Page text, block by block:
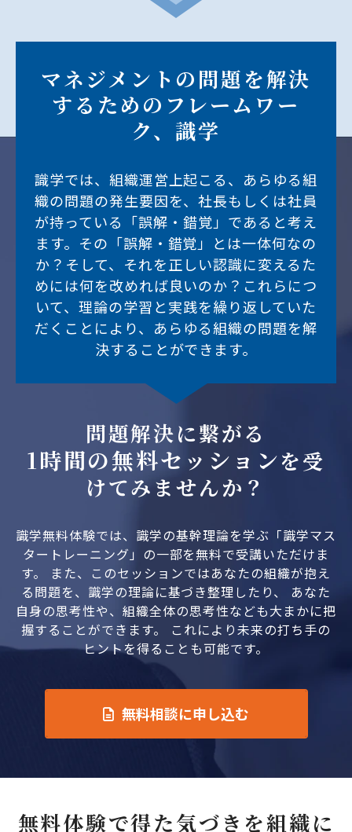
マネジメントの問題を解決
するためのフレームワー
ク、識学
識学では、組織運営上起こる、あらゆる組
織の問題の発生要因を、社長もしくは社員
が持っている「誤解・錯覚」であると考え
ます。その「誤解・錯覚」とは一体何なの
か？そして、それを正しい認識に変えるた
めには何を改めれば良いのか？これらにつ
いて、理論の学習と実践を繰り返していた
だくことにより、あらゆる組織の問題を解
決することができます。
問題解決に繋がる
1時間の無料セッションを受
けてみませんか？
識学無料体験では、識学の基幹理論を学ぶ「識学マス
タートレーニング」の一部を無料で受講いただけま
す。 また、このセッションではあなたの組織が抱え
る問題を、識学の理論に基づき整理したり、 あなた
自身の思考性や、組織全体の思考性なども大まかに把
握することができます。 これにより未来の打ち手の
ヒントを得ることも可能です。
無料相談に申し込む
無料体験で得た気づきを組織に